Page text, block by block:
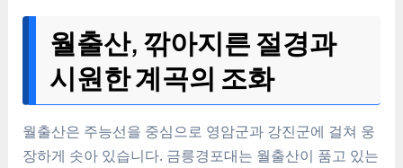
월출산, 깎아지른 절경과
시원한 계곡의 조화
월출산은 주능선을 중심으로 영암군과 강진군에 걸쳐 웅
장하게 솟아 있습니다. 금릉경포대는 월출산이 품고 있는